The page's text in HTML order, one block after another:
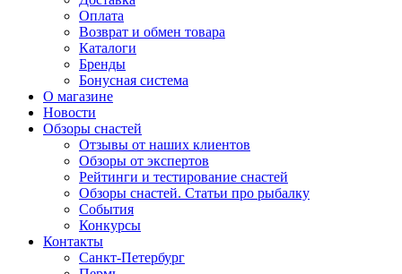
Оплата
Возврат и обмен товара
Каталоги
Бренды
Бонусная система
О магазине
Новости
Обзоры снастей
Отзывы от наших клиентов
Обзоры от экспертов
Рейтинги и тестирование снастей
Обзоры снастей. Статьи про рыбалку
События
Конкурсы
Контакты
Санкт-Петербург